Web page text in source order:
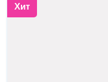
Хит